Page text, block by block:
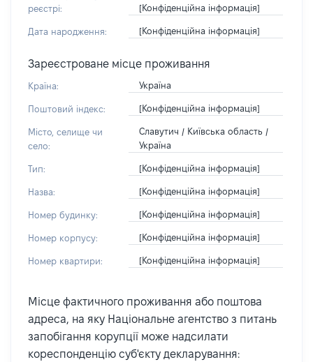
реєстрі:
[Конфіденційна інформація]
Дата народження: [Конфіденційна інформація]
Зареєстроване місце проживання
Країна: Україна
Поштовий індекс: [Конфіденційна інформація]
Місто, селище чи
село:
Славутич / Київська область /
Україна
Тип: [Конфіденційна інформація]
Назва: [Конфіденційна інформація]
Номер будинку: [Конфіденційна інформація]
Номер корпусу: [Конфіденційна інформація]
Номер квартири: [Конфіденційна інформація]
Місце фактичного проживання або поштова
адреса, на яку Національне агентство з питань
запобігання корупції може надсилати
кореспонденцію суб'єкту декларування: